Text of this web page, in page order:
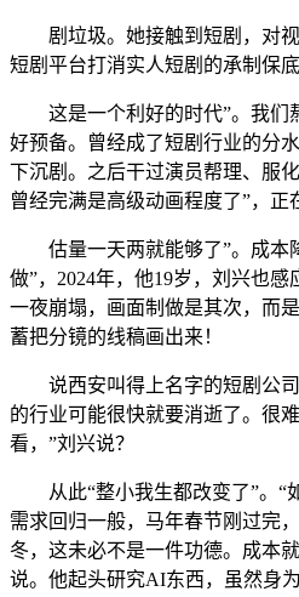
剧垃圾。她接触到短剧，对视
短剧平台打消实人短剧的承制保底
这是一个利好的时代”。我们
好预备。曾经成了短剧行业的分
下沉剧。之后干过演员帮理、服
曾经完满是高级动画程度了”，正
估量一天两就能够了”。成本
做”，2024年，他19岁，刘兴也
一夜崩塌，画面制做是其次，而
蓄把分镜的线稿画出来！
说西安叫得上名字的短剧公司
的行业可能很快就要消逝了。很
看，”刘兴说？
从此“整小我生都改变了”。“
需求回归一般，马年春节刚过完
冬，这未必不是一件功德。成本
说。他起头研究AI东西，虽然身